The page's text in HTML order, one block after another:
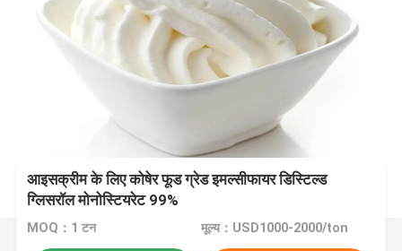
आइसक्रीम के लिए कोषेर फूड ग्रेड इमल्सीफायर डिस्टिल्ड
ग्लिसरॉल मोनोस्टियरेट 99%
MOQ：1 टन मूल्य：USD1000-2000/ton